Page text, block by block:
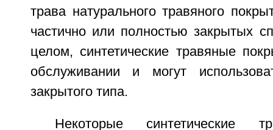
трава натурального травяного
частично или полностью закрытых
целом, синтетические травяные
обслуживании и могут
закрытого типа.
Некоторые синтетические